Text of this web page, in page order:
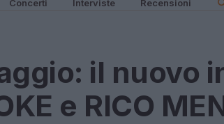
Concerti Interviste Recensioni
il nuovo
e RICO